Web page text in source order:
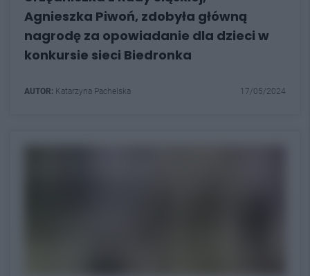
Agnieszka Piwoń, zdobyła główną
nagrodę za opowiadanie dla dzieci w
konkursie sieci Biedronka
AUTOR: Katarzyna Pachelska 17/05/2024